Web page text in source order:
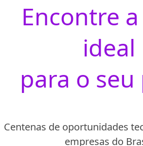
Encontre
ideal
para o
Centenas de oportunidades
empresas do